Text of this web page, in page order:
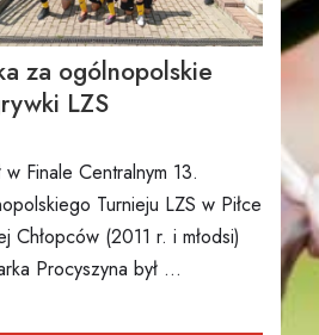
za ogólnopolskie
LZS
w Finale Centralnym 13.
Turnieju LZS w Piłce
Chłopców (2011 r. i młodsi)
Procyszyna był …